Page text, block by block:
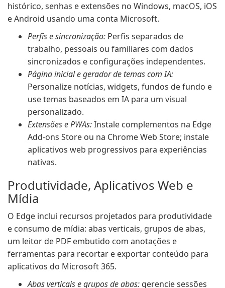
histórico, senhas e extensões no Windows, macOS, iOS
e Android usando uma conta Microsoft.
Perfis e sincronização: Perfis separados de
trabalho, pessoais ou familiares com dados
sincronizados e configurações independentes.
Página inicial e gerador de temas com IA:
Personalize notícias, widgets, fundos de fundo e
use temas baseados em IA para um visual
personalizado.
Extensões e PWAs:Instale complementos na Edge
Add-ons Store ou na Chrome Web Store; instale
aplicativos web progressivos para experiências
nativas.
Produtividade, Aplicativos Web e
Mídia
O Edge inclui recursos projetados para produtividade
e consumo de mídia: abas verticais, grupos de abas,
um leitor de PDF embutido com anotações e
ferramentas para recortar e exportar conteúdo para
aplicativos do Microsoft 365.
Abas verticais e grupos de abas: gerencie sessões